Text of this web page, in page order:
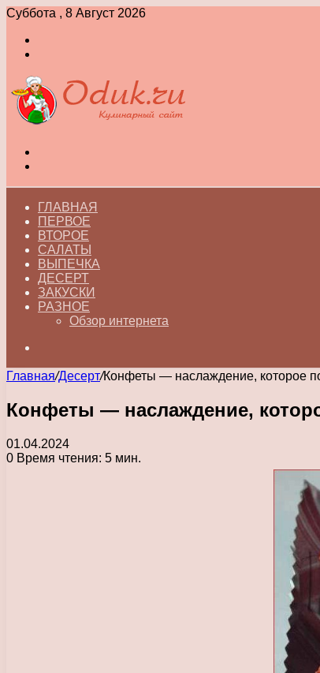
Суббота , 8 Август 2026
ГЛАВНАЯ
ПЕРВОЕ
ВТОРОЕ
САЛАТЫ
ВЫПЕЧКА
ДЕСЕРТ
ЗАКУСКИ
РАЗНОЕ
Обзор интернета
Главная/Десерт/Конфеты — наслаждение, которое
Конфеты — наслаждение,
01.04.2024
0 Время чтения: 5 мин.